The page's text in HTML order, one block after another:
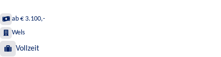
ab € 3.100,-
Wels
Vollzeit